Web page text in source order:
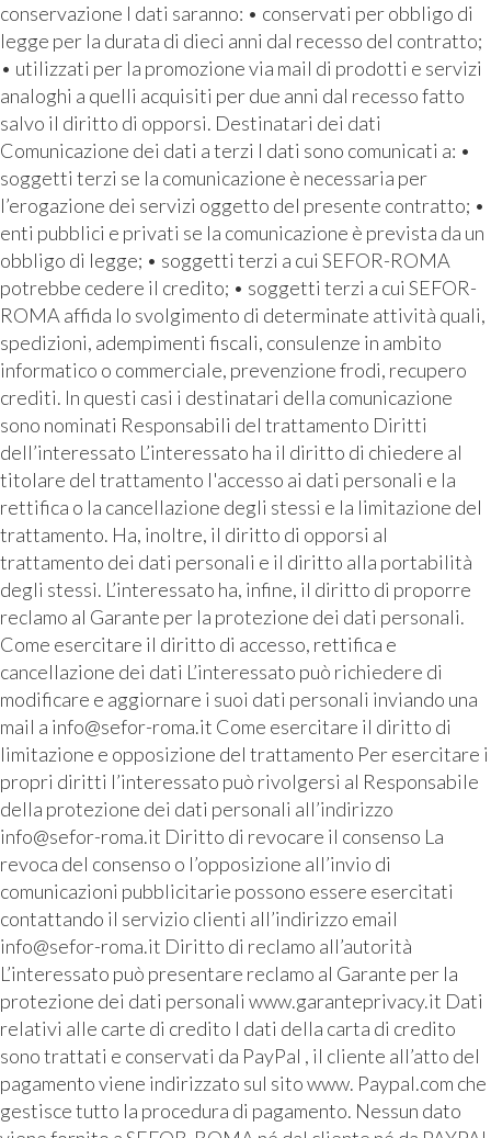
conservazione I dati saranno: • conservati per obbligo di
legge per la durata di dieci anni dal recesso del contratto;
• utilizzati per la promozione via mail di prodotti e servizi
analoghi a quelli acquisiti per due anni dal recesso fatto
salvo il diritto di opporsi. Destinatari dei dati
Comunicazione dei dati a terzi I dati sono comunicati a: •
soggetti terzi se la comunicazione è necessaria per
l’erogazione dei servizi oggetto del presente contratto; •
enti pubblici e privati se la comunicazione è prevista da un
obbligo di legge; • soggetti terzi a cui SEFOR-ROMA
potrebbe cedere il credito; • soggetti terzi a cui SEFOR-
ROMA affida lo svolgimento di determinate attività quali,
spedizioni, adempimenti fiscali, consulenze in ambito
informatico o commerciale, prevenzione frodi, recupero
crediti. In questi casi i destinatari della comunicazione
sono nominati Responsabili del trattamento Diritti
dell’interessato L’interessato ha il diritto di chiedere al
titolare del trattamento l'accesso ai dati personali e la
rettifica o la cancellazione degli stessi e la limitazione del
trattamento. Ha, inoltre, il diritto di opporsi al
trattamento dei dati personali e il diritto alla portabilità
degli stessi. L’interessato ha, infine, il diritto di proporre
reclamo al Garante per la protezione dei dati personali.
Come esercitare il diritto di accesso, rettifica e
cancellazione dei dati L’interessato può richiedere di
modificare e aggiornare i suoi dati personali inviando una
mail a info@sefor-roma.it Come esercitare il diritto di
limitazione e opposizione del trattamento Per esercitare i
propri diritti l’interessato può rivolgersi al Responsabile
della protezione dei dati personali all’indirizzo
info@sefor-roma.it Diritto di revocare il consenso La
revoca del consenso o l’opposizione all’invio di
comunicazioni pubblicitarie possono essere esercitati
contattando il servizio clienti all’indirizzo email
info@sefor-roma.it Diritto di reclamo all’autorità
L’interessato può presentare reclamo al Garante per la
protezione dei dati personali www.garanteprivacy.it Dati
relativi alle carte di credito I dati della carta di credito
sono trattati e conservati da PayPal , il cliente all’atto del
pagamento viene indirizzato sul sito www. Paypal.com che
gestisce tutto la procedura di pagamento. Nessun dato